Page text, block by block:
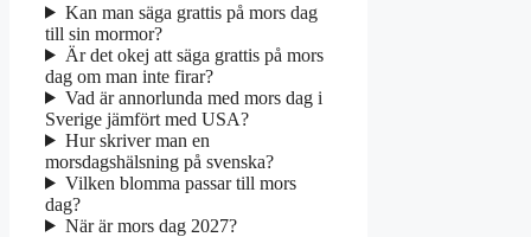
Kan man säga grattis på mors dag
till sin mormor?
Är det okej att säga grattis på mors
dag om man inte firar?
Vad är annorlunda med mors dag i
Sverige jämfört med USA?
Hur skriver man en
morsdagshälsning på svenska?
Vilken blomma passar till mors
dag?
När är mors dag 2027?